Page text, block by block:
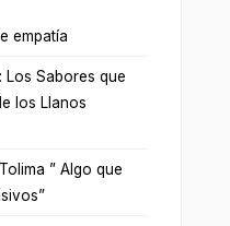
empatía
Los Sabores que
los Llanos
” Algo que